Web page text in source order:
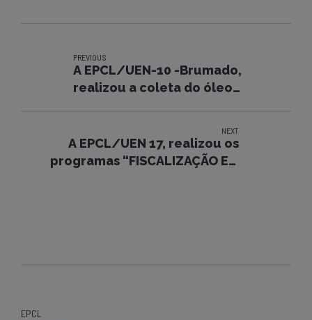
PREVIOUS
A EPCL/UEN-10 -Brumado,
realizou a coleta do óleo
NEXT
A EPCL/UEN 17, realizou os
programas “FISCALIZAÇÃO EM
EPCL